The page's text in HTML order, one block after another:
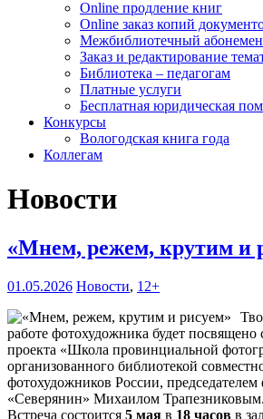
Online продление книг
Online заказ копий
Межбиблиотечный
Заказ и редактирование
Библиотека – педагогам
Платные услуги
Бесплатная юридическая
Конкурсы
Вологодская книга года
Коллегам
Новости
«Мнем, режем, крутим и
01.05.2026 Новости, 12+
работе фотохудожника будет посвящено
проекта «Школа провинциальной
организованного библиотекой
фотохудожников России, председателем
«Северянин» Михаилом Трапезниковым.
Встреча состоится 5 мая в 18 часов в